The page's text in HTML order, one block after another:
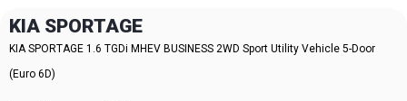
KIA SPORTAGE
KIA SPORTAGE 1.6 TGDi MHEV BUSINESS 2WD Sport Utility Vehicle 5-Door
(Euro 6D)